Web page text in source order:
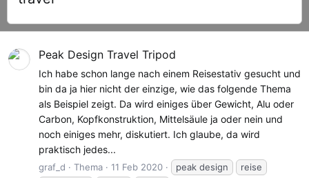
Peak Design Travel Tripod
Ich habe schon lange nach einem Reisestativ gesucht und
bin da ja hier nicht der einzige, wie das folgende Thema
als Beispiel zeigt. Da wird einiges über Gewicht, Alu oder
Carbon, Kopfkonstruktion, Mittelsäule ja oder nein und
noch einiges mehr, diskutiert. Ich glaube, da wird
praktisch jedes...
graf_d Thema 11 Feb 2020 peak design
reise